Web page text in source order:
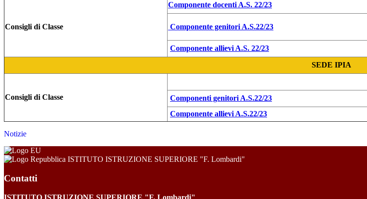
Consigli di Classe
Componente docenti A.S. 22/23
Componente genitori A.S.22/23
Componente allievi A.S. 22/23
SEDE IPIA
Consigli di Classe
Componenti genitori A.S.22/23
Componente allievi A.S.22/23
Notizie
ISTITUTO ISTRUZIONE SUPERIORE "F. Lombardi"
Contatti
ISTITUTO ISTRUZIONE SUPERIORE "F. Lombardi"